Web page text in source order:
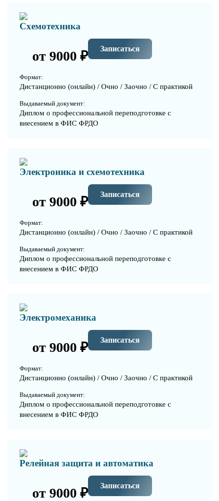
Схемотехника
от 9000 ₽ Записаться
Формат:
Дистанционно (онлайн) / Очно / Заочно / С практикой
Выдаваемый документ:
Диплом о профессиональной переподготовке с
внесением в ФИС ФРДО
Электроника и схемотехника
от 9000 ₽ Записаться
Формат:
Дистанционно (онлайн) / Очно / Заочно / С практикой
Выдаваемый документ:
Диплом о профессиональной переподготовке с
внесением в ФИС ФРДО
Электромеханика
от 9000 ₽ Записаться
Формат:
Дистанционно (онлайн) / Очно / Заочно / С практикой
Выдаваемый документ:
Диплом о профессиональной переподготовке с
внесением в ФИС ФРДО
Релейная защита и автоматика
от 9000 ₽ Записаться